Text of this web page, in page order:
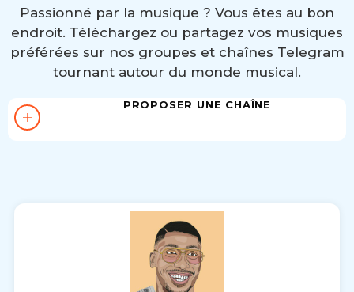
Passionné par la musique ? Vous êtes au bon
endroit. Téléchargez ou partagez vos musiques
préférées sur nos groupes et chaînes Telegram
tournant autour du monde musical.
PROPOSER UNE CHAÎNE